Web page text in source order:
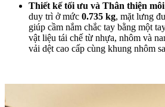
Thiết kế tối ưu và Thân thiện
duy trì ở mức 0.735 kg, mặt lưng
giúp cầm nắm chắc tay bằng một
vật liệu tái chế từ nhựa, nhôm và
vải dệt cao cấp cùng khung nhôm